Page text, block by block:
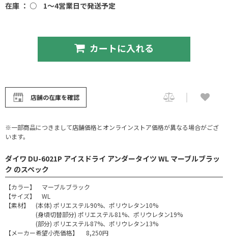
在庫 ： ○ 1～4営業日で発送予定
カートに入れる
店舗の在庫を確認
※一部商品につきまして店舗価格とオンラインストア価格が異なる場合がござ
います。
ダイワ DU-6021P アイスドライ アンダータイツ WL マーブルブラッ
ク のスペック
【カラー】 マーブルブラック
【サイズ】 WL
【素材】 (本体) ポリエステル90%、ポリウレタン10%
(身頃切替部分) ポリエステル81%、ポリウレタン19%
(部分) ポリエステル87%、ポリウレタン13%
【メーカー希望小売価格】 8,250円